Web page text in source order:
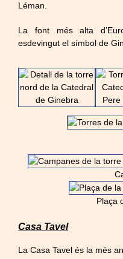
Léman.
La font més alta
esdevingut el símbol de
Plaça
Casa Tavel
La Casa Tavel és la més